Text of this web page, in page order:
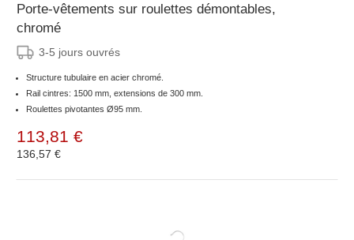
Porte-vêtements sur roulettes démontables,
chromé
3-5 jours ouvrés
Structure tubulaire en acier chromé.
Rail cintres: 1500 mm, extensions de 300 mm.
Roulettes pivotantes Ø95 mm.
113,81 €
136,57 €